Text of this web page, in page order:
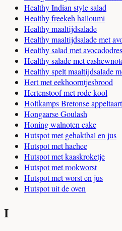
Healthy Indian style salad
Healthy freekeh halloumi
Healthy maaltijdsalade
Healthy maaltijdsalade met
Healthy salad met
Healthy salade met
Healthy spelt maaltijdsalade
Hert met eekhoorntjesbrood
Hertenstoof met rode kool
Holtkamps Bretonse appeltaart
Hongaarse Goulash
Honing walnoten cake
Hutspot met gehaktbal en jus
Hutspot met hachee
Hutspot met kaaskroketje
Hutspot met rookworst
Hutspot met worst en jus
Hutspot uit de oven
I